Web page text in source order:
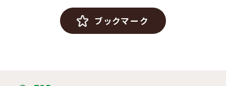
ブックマーク